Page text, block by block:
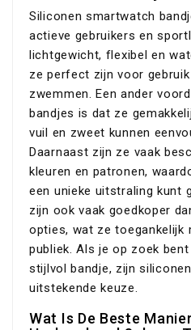
Siliconen smartwatch
actieve gebruikers en
lichtgewicht, flexibel en
ze perfect zijn voor
zwemmen. Een ander
bandjes is dat ze
vuil en zweet kunnen
Daarnaast zijn ze vaak
kleuren en patronen,
een unieke uitstraling kunt
zijn ook vaak goedkoper
opties, wat ze toegankelijk
publiek. Als je op zoek
stijlvol bandje, zijn
uitstekende keuze.
Wat Is De Beste